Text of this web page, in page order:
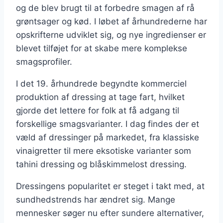
og de blev brugt til at forbedre smagen af rå
grøntsager og kød. I løbet af århundrederne har
opskrifterne udviklet sig, og nye ingredienser er
blevet tilføjet for at skabe mere komplekse
smagsprofiler.
I det 19. århundrede begyndte kommerciel
produktion af dressing at tage fart, hvilket
gjorde det lettere for folk at få adgang til
forskellige smagsvarianter. I dag findes der et
væld af dressinger på markedet, fra klassiske
vinaigretter til mere eksotiske varianter som
tahini dressing og blåskimmelost dressing.
Dressingens popularitet er steget i takt med, at
sundhedstrends har ændret sig. Mange
mennesker søger nu efter sundere alternativer,